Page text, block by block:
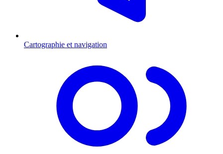
Cartographie et navigation